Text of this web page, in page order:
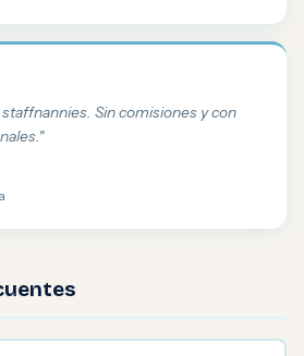
Sin comisiones y con